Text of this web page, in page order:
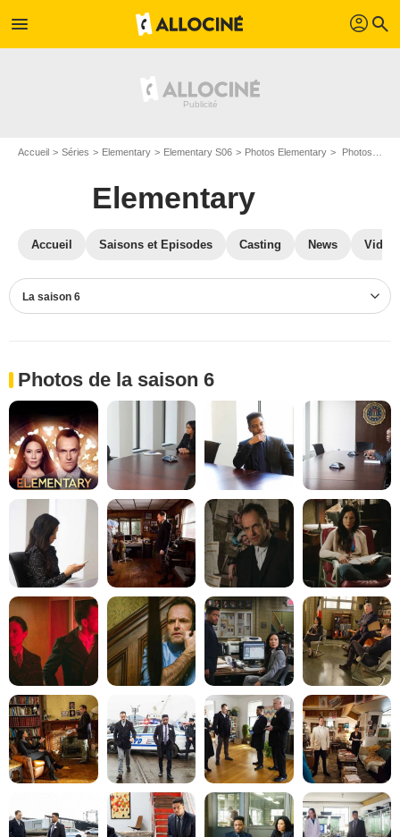
menu profil search
Accueil Séries Elementary Elementary S06 Photos Elementary Photos Elementary S06
Elementary
Accueil Saisons et Episodes Casting News
La saison 6
Photos de la saison 6